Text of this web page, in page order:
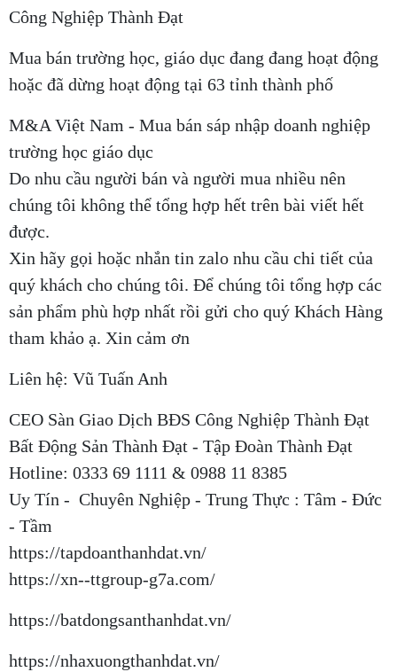
Công Nghiệp Thành Đạt
Mua bán trường học, giáo dục đang đang hoạt động
hoặc đã dừng hoạt động tại 63 tỉnh thành phố
M&A Việt Nam - Mua bán sáp nhập doanh nghiệp
trường học giáo dục
Do nhu cầu người bán và người mua nhiều nên
chúng tôi không thể tổng hợp hết trên bài viết hết
được.
Xin hãy gọi hoặc nhắn tin zalo nhu cầu chi tiết của
quý khách cho chúng tôi. Để chúng tôi tổng hợp các
sản phẩm phù hợp nhất rồi gửi cho quý Khách Hàng
tham khảo ạ. Xin cảm ơn
Liên hệ: Vũ Tuấn Anh
CEO Sàn Giao Dịch BĐS Công Nghiệp Thành Đạt
Bất Động Sản Thành Đạt - Tập Đoàn Thành Đạt
Hotline: 0333 69 1111 & 0988 11 8385
Uy Tín - Chuyên Nghiệp - Trung Thực : Tâm - Đức
- Tầm
https://tapdoanthanhdat.vn/
https://xn--ttgroup-g7a.com/
https://batdongsanthanhdat.vn/
https://nhaxuongthanhdat.vn/